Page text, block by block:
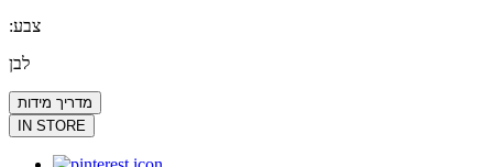
:צבע
לבן
מדריך מידות
IN STORE